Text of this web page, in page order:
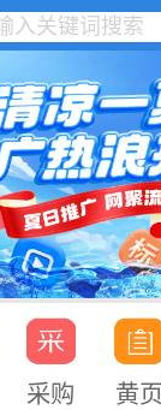
采购 黄页